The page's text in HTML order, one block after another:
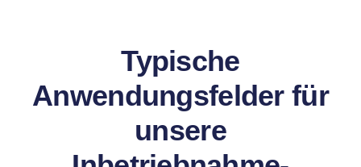
Typische
Anwendungsfelder für
unsere